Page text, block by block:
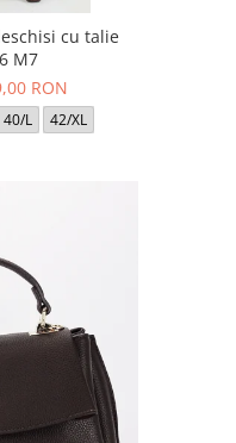
cu talie
M7
RON
40/L 42/XL